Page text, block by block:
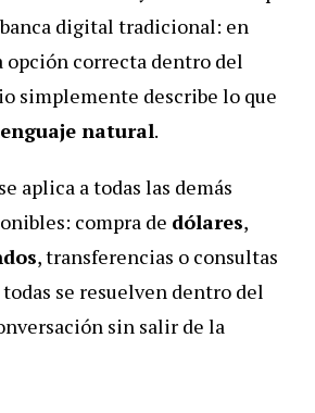
digital tradicional: en
opción correcta dentro del
simplemente describe lo que
natural.
aplica a todas las demás
compra de dólares,
, transferencias o consultas
se resuelven dentro del
sin salir de la